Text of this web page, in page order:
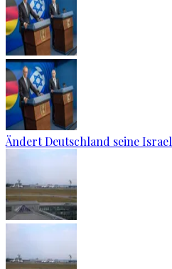
Ändert Deutschland seine